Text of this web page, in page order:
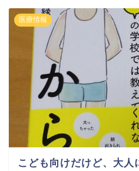
医療情報
こども向けだけど、大人